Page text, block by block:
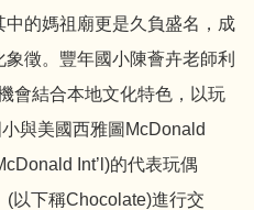
的媽祖廟更是久負盛名，成
徵。豐年國小陳薈卉老師利
會結合本地文化特色，以玩
與美國西雅圖McDonald
Int’l)的代表玩偶
(以下稱Chocolate)進行交